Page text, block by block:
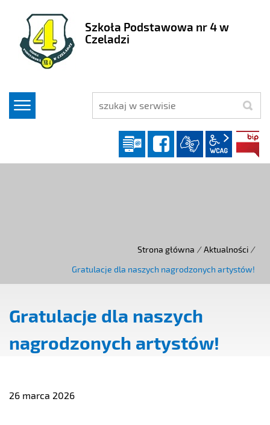
Szkoła Podstawowa nr 4 w
Czeladzi
szukaj
Dziennik elektroniczny
facebook
wcag2.1
Strona główna / Aktualności /
Gratulacje dla naszych nagrodzonych artystów!
Gratulacje dla naszych
nagrodzonych artystów!
26 marca 2026